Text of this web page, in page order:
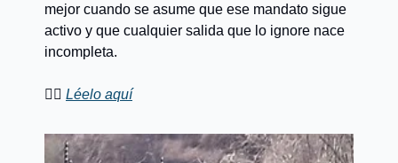
mejor cuando se asume que ese mandato sigue
activo y que cualquier salida que lo ignore nace
incompleta.
👉🏼 Léelo aquí